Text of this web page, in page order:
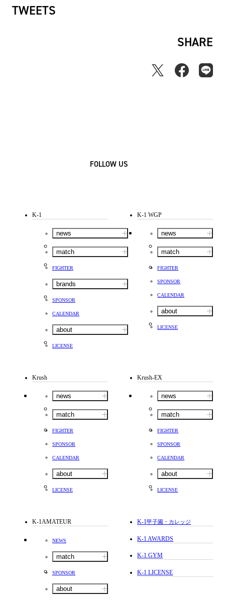
TWEETS
SHARE
FOLLOW US
K-1
news
match
FIGHTER
brands
SPONSOR
CALENDAR
about
LICENSE
K-1 WGP
news
match
FIGHTER
SPONSOR
CALENDAR
about
LICENSE
Krush
news
match
FIGHTER
SPONSOR
CALENDAR
about
LICENSE
Krush-EX
news
match
FIGHTER
SPONSOR
CALENDAR
about
LICENSE
K-1AMATEUR
NEWS
match
SPONSOR
about
K-1甲子園・カレッジ
K-1 AWARDS
K-1 GYM
K-1 LICENSE